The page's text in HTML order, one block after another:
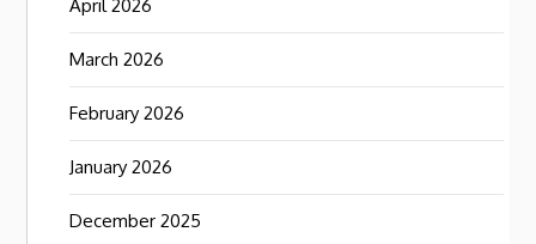
April 2026
March 2026
February 2026
January 2026
December 2025